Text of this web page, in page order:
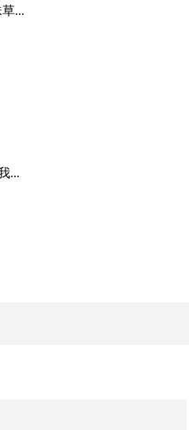
...
...